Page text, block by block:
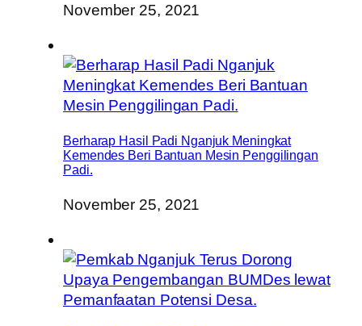
November 25, 2021
Berharap Hasil Padi Nganjuk Meningkat
Kemendes Beri Bantuan Mesin Penggilingan
Padi.
November 25, 2021